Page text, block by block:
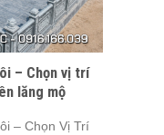
– Chọn vị trí
lăng mộ
– Chọn Vị Trí